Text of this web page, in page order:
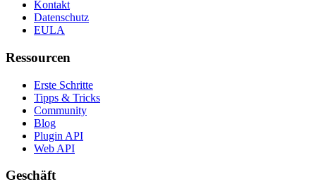
Kontakt
Datenschutz
EULA
Ressourcen
Erste Schritte
Tipps & Tricks
Community
Blog
Plugin API
Web API
Geschäft